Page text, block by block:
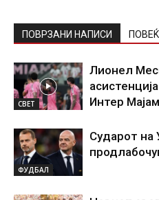
ПОВРЗАНИ НАПИСИ
СВЕТ
Лионел
Интер
ФУДБАЛ
Сударот